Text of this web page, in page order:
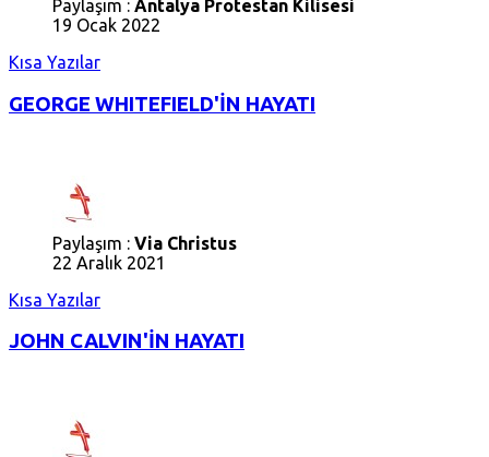
Paylaşım : Antalya Protestan Kilisesi
19 Ocak 2022
Kısa Yazılar
GEORGE WHITEFIELD'İN HAYATI
Paylaşım : Via Christus
22 Aralık 2021
Kısa Yazılar
JOHN CALVIN'İN HAYATI